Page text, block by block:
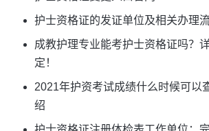
护士资格证的发证单位及相关办理
成教护理专业能考护士资格证吗？
定！
2021年护资考试成绩什么时候可以
绍